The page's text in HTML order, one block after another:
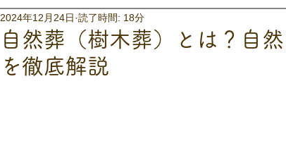
自然葬（樹木葬）とは？自
を徹底解説
2024年12月24日 読了時間: 18分